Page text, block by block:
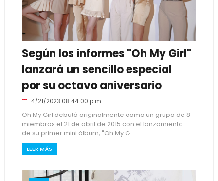
Según los informes "Oh My Girl"
lanzará un sencillo especial
por su octavo aniversario
4/21/2023 08:44:00 p.m.
Oh My Girl debutó originalmente como un grupo de 8
miembros el 21 de abril de 2015 con el lanzamiento
de su primer mini álbum, "Oh My G...
LEER MÁS